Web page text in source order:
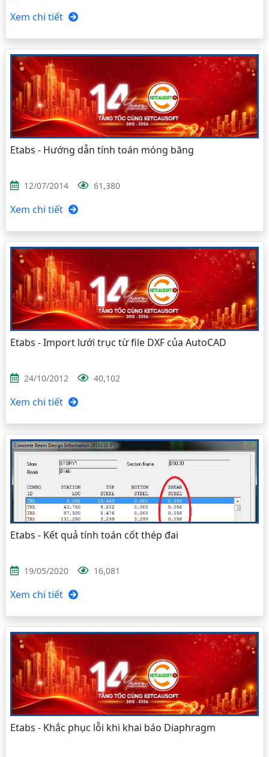
Xem chi tiết
Etabs - Hướng dẫn tính toán móng băng
12/07/2014 61,380
Xem chi tiết
Etabs - Import lưới trục từ file DXF của AutoCAD
24/10/2012 40,102
Xem chi tiết
Etabs - Kết quả tính toán cốt thép đai
19/05/2020 16,081
Xem chi tiết
Etabs - Khắc phục lỗi khi khai báo Diaphragm